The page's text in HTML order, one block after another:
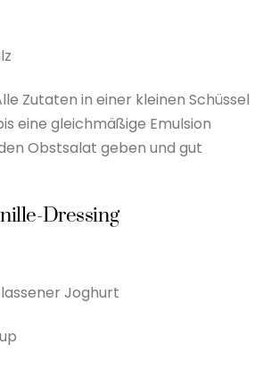
Zutaten in einer kleinen Schüssel
eine gleichmäßige Emulsion
Obstsalat geben und gut
Dressing
Joghurt